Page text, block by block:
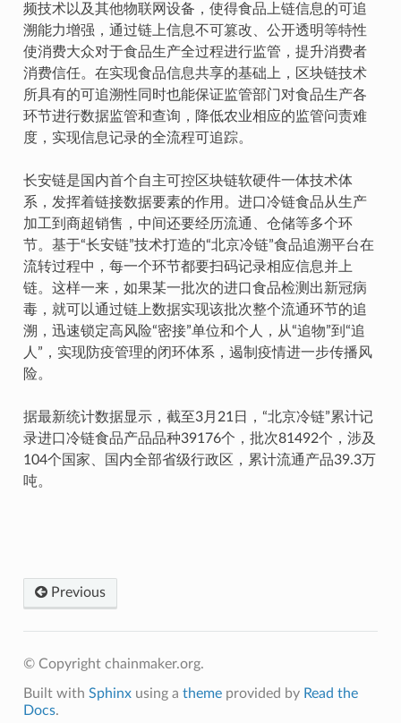
频技术以及其他物联网设备，使得食品上链信息的可追
溯能力增强，通过链上信息不可篡改、公开透明等特性
使消费大众对于食品生产全过程进行监管，提升消费者
消费信任。在实现食品信息共享的基础上，区块链技术
所具有的可追溯性同时也能保证监管部门对食品生产各
环节进行数据监管和查询，降低农业相应的监管问责难
度，实现信息记录的全流程可追踪。
长安链是国内首个自主可控区块链软硬件一体技术体
系，发挥着链接数据要素的作用。进口冷链食品从生产
加工到商超销售，中间还要经历流通、仓储等多个环
节。基于“长安链”技术打造的“北京冷链”食品追溯平台在
流转过程中，每一个环节都要扫码记录相应信息并上
链。这样一来，如果某一批次的进口食品检测出新冠病
毒，就可以通过链上数据实现该批次整个流通环节的追
溯，迅速锁定高风险“密接”单位和个人，从“追物”到“追
人”，实现防疫管理的闭环体系，遏制疫情进一步传播风
险。
据最新统计数据显示，截至3月21日，“北京冷链”累计记
录进口冷链食品产品品种39176个，批次81492个，涉及
104个国家、国内全部省级行政区，累计流通产品39.3万
吨。
Previous
© Copyright chainmaker.org.
Built with Sphinxusing a themeprovided by Read the
Docs.